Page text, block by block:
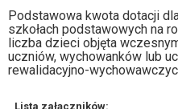
Podstawowa kwota dotacji
szkołach podstawowych na
liczba dzieci objęta
uczniów, wychowanków lub
rewalidacyjno-
Lista załączników:
prawo
danych na
przetwarzania